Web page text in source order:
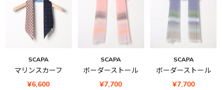
SCAPA
マリンスカーフ
¥6,600
SCAPA
ボーダーストール
¥7,700
SCAPA
ボーダーストール
¥7,700